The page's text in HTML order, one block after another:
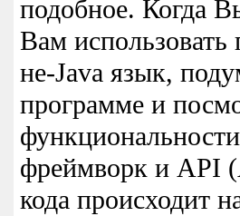
подобное. Когда
Вам использовать
не-Java язык,
программе и
фреймворк и API
кода происходит